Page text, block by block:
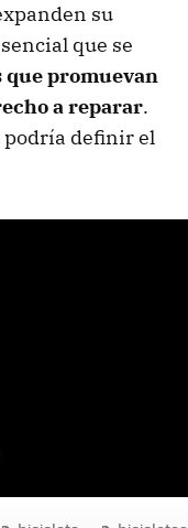
su
que se
promuevan
a reparar.
podría definir el